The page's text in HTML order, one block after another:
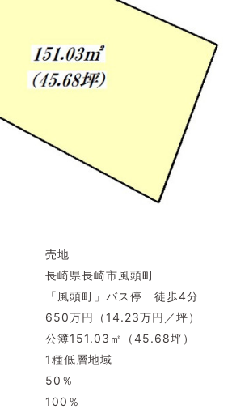
】 売地
崎県長崎市風頭町
頭町」バス停 徒歩4分
万円（14.23万円／坪）
公簿151.03㎡（45.68坪）
1種低層地域
50％
100％